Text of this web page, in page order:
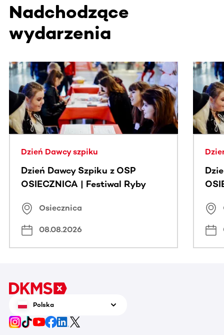
Nadchodzące
wydarzenia
Ta sekcja zawiera treści przewijane w poziomie. Użyj
Dzień Dawcy szpiku
Dzień Dawcy Szpiku z OSP
OSIECZNICA | Festiwal Ryby
Osiecznica
08.08.2026
Polska